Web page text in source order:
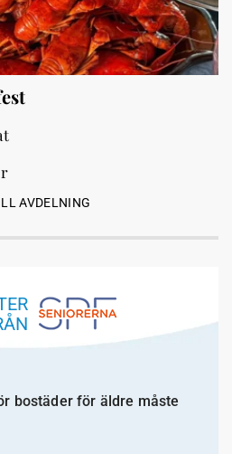
AVDELNING
bostäder för äldre måste